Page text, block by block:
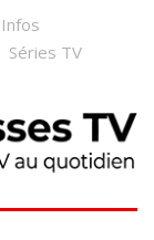
Infos
Séries TV